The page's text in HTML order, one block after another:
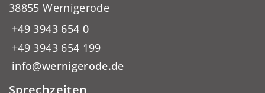
38855 Wernigerode
+49 3943 654 0
+49 3943 654 199
info@wernigerode.de
Sprechzeiten